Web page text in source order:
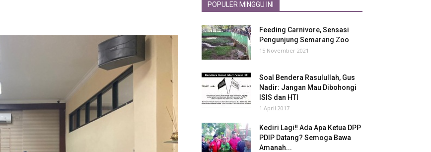
POPULER MINGGU INI
Feeding Carnivore, Sensasi
Pengunjung Semarang Zoo
15 November 2021
Soal Bendera Rasulullah, Gus
Nadir: Jangan Mau Dibohongi
ISIS dan HTI
1 April 2017
Kediri Lagi‼ Ada Apa Ketua DPP
PDIP Datang? Semoga Bawa
Amanah...